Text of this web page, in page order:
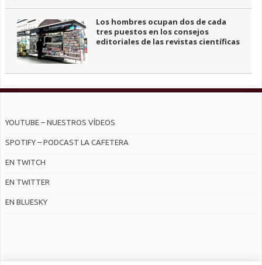
Los hombres ocupan dos de cada
tres puestos en los consejos
editoriales de las revistas científicas
YOUTUBE – NUESTROS VÍDEOS
SPOTIFY – PODCAST LA CAFETERA
EN TWITCH
EN TWITTER
EN BLUESKY